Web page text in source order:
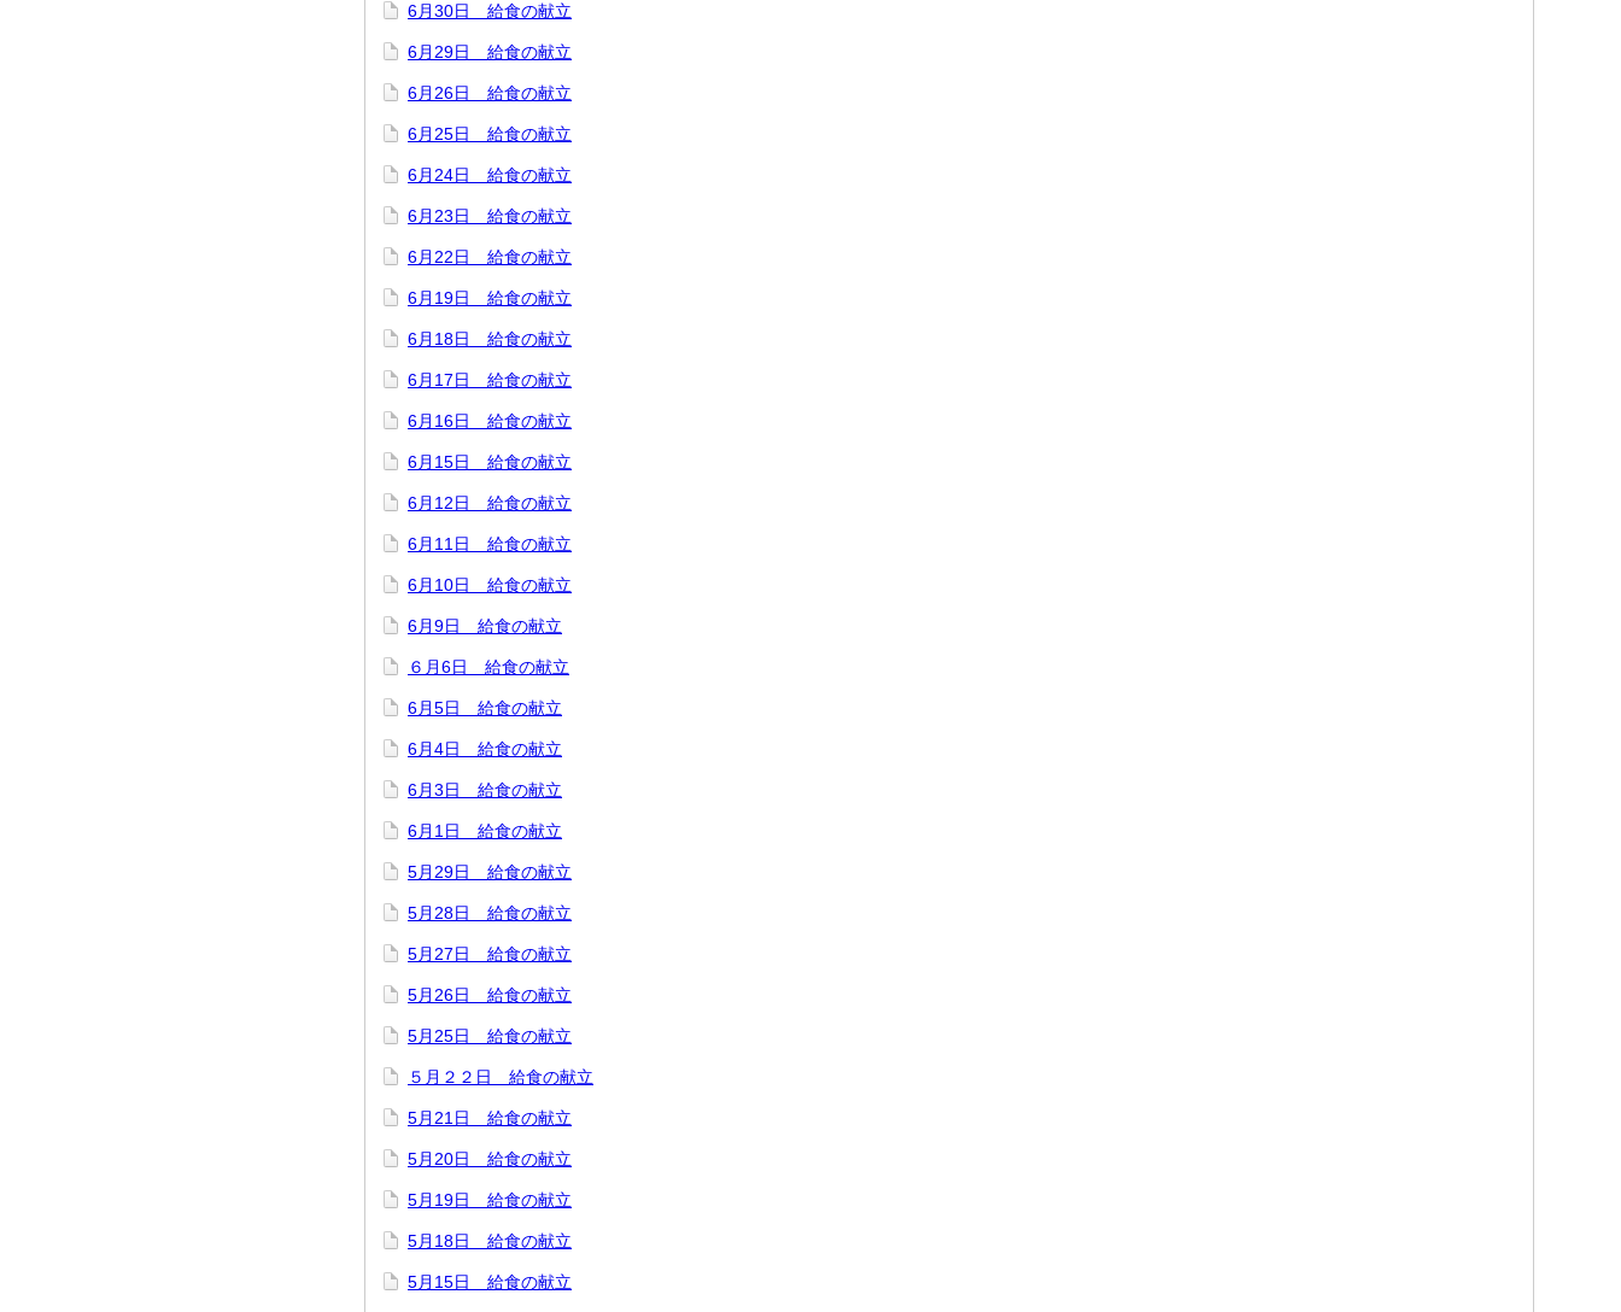
6月30日 給食の献立
6月29日 給食の献立
6月26日 給食の献立
6月25日 給食の献立
6月24日 給食の献立
6月23日 給食の献立
6月22日 給食の献立
6月19日 給食の献立
6月18日 給食の献立
6月17日 給食の献立
6月16日 給食の献立
6月15日 給食の献立
6月12日 給食の献立
6月11日 給食の献立
6月10日 給食の献立
6月9日 給食の献立
６月6日 給食の献立
6月5日 給食の献立
6月4日 給食の献立
6月3日 給食の献立
6月1日 給食の献立
5月29日 給食の献立
5月28日 給食の献立
5月27日 給食の献立
5月26日 給食の献立
5月25日 給食の献立
５月２２日 給食の献立
5月21日 給食の献立
5月20日 給食の献立
5月19日 給食の献立
5月18日 給食の献立
5月15日 給食の献立